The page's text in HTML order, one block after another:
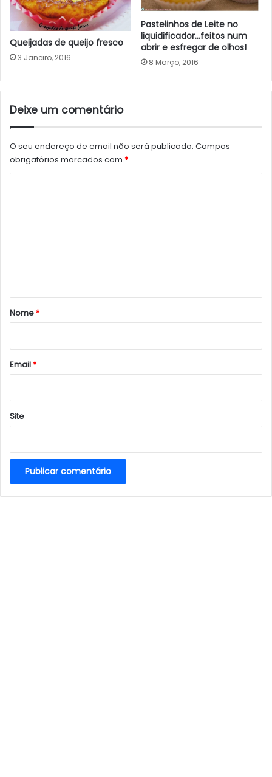
Queijadas de queijo fresco
3 Janeiro, 2016
Pastelinhos de Leite no
liquidificador…feitos num
abrir e esfregar de olhos!
8 Março, 2016
Deixe um comentário
O seu endereço de email não será publicado. Campos
obrigatórios marcados com *
r
*
Nome*
Email*
Site